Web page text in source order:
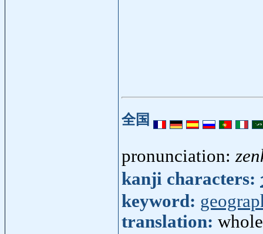
全国
pronunciation:
kanji characters:
keyword:
translation: